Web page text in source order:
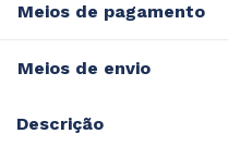
Meios de pagamento
Meios de envio
Descrição